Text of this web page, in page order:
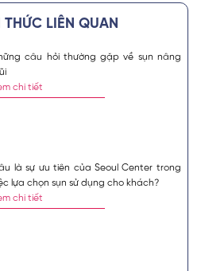
THỨC LIÊN QUAN
câu hỏi thường gặp về sụn nâng
chi tiết
là sự ưu tiên của Seoul Center trong
lựa chọn sụn sử dụng cho khách?
chi tiết